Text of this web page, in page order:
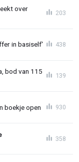
over
203
in basiself' 438
bod van 115
139
boekje open 930
358